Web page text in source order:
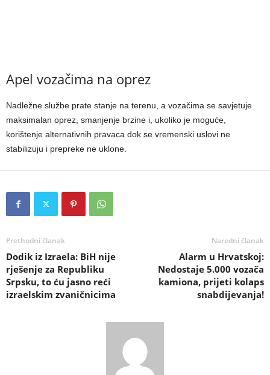
Apel vozačima na oprez
Nadležne službe prate stanje na terenu, a vozačima se savjetuje
maksimalan oprez, smanjenje brzine i, ukoliko je moguće,
korištenje alternativnih pravaca dok se vremenski uslovi ne
stabilizuju i prepreke ne uklone.
Prethodni članak
Dodik iz Izraela: BiH nije
rješenje za Republiku
Srpsku, to ću jasno reći
izraelskim zvaničnicima
Naredni članak
Alarm u Hrvatskoj:
Nedostaje 5.000 vozača
kamiona, prijeti kolaps
snabdijevanja!